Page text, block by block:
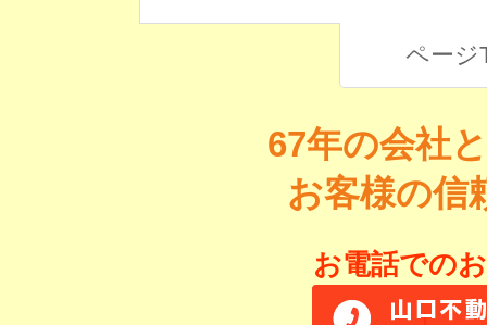
ページ
67年の会社
お客様の信
お電話での